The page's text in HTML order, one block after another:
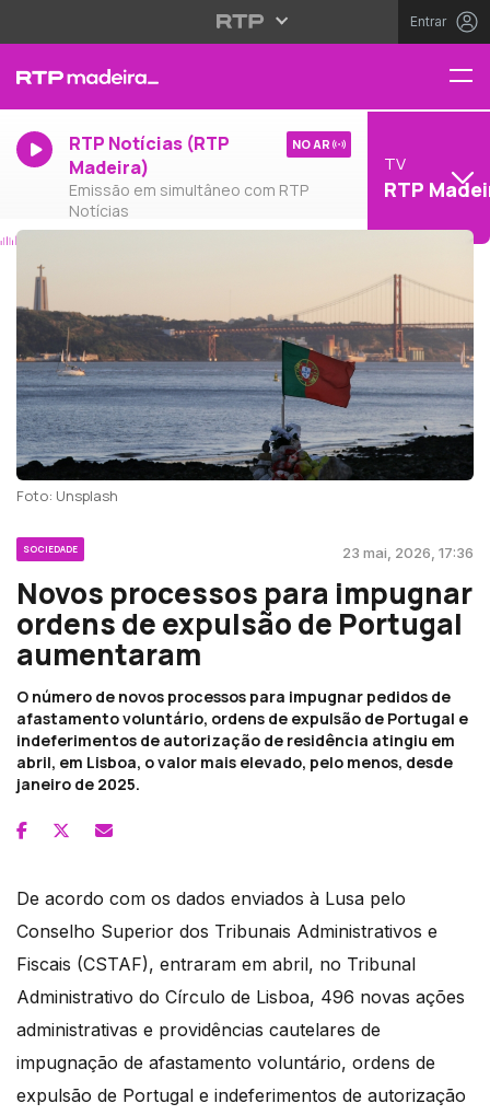
Entrar
RTP Notícias (RTP
Madeira)
Emissão em simultâneo com RTP
Notícias
NO AR
TV
RTP
Foto: Unsplash
SOCIEDADE 23 mai, 2026, 17:36
Novos processos para impugnar
ordens de expulsão de Portugal
aumentaram
O número de novos processos para impugnar pedidos de
afastamento voluntário, ordens de expulsão de Portugal e
indeferimentos de autorização de residência atingiu em
abril, em Lisboa, o valor mais elevado, pelo menos, desde
janeiro de 2025.
De acordo com os dados enviados à Lusa pelo
Conselho Superior dos Tribunais Administrativos e
Fiscais (CSTAF), entraram em abril, no Tribunal
Administrativo do Círculo de Lisboa, 496 novas ações
administrativas e providências cautelares de
impugnação de afastamento voluntário, ordens de
expulsão de Portugal e indeferimentos de autorização